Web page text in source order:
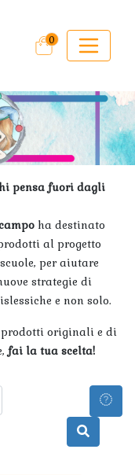
0
pensa fuori dagli
ha destinato
al progetto
per aiutare
strategie di
e non solo.
prodotti originali e di
fai la tua scelta!